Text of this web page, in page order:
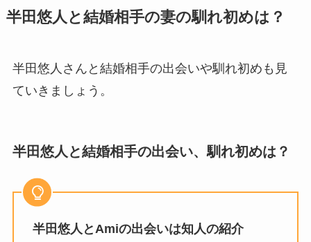
菊池桃子の旦那・新原浩朗(官
馴れ初めも調査！
斉藤由貴と夫・小井延安はモ
離婚しない理由も調査！
はガンホーの社長で資産がヤ
半田悠人と結婚相手の妻の馴れ初めは？
半田悠人さんと結婚相手の出会いや馴れ初めも見
ていきましょう。
半田悠人と結婚相手の出会い、馴れ初めは？
半田悠人とAmiの出会いは知人の紹介